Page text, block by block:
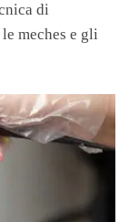
di
meches e gli